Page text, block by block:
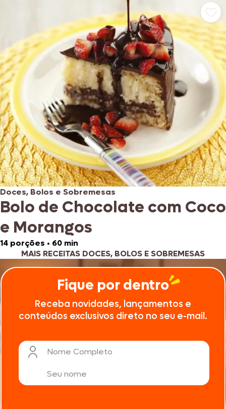
Doces, Bolos e Sobremesas
Bolo de Chocolate com Coco
e Morangos
14 porções • 60 min
MAIS RECEITAS DOCES, BOLOS E SOBREMESAS
Fique por dentro
Receba novidades, lançamentos e
conteúdos exclusivos direto no seu e-mail.
Nome Completo